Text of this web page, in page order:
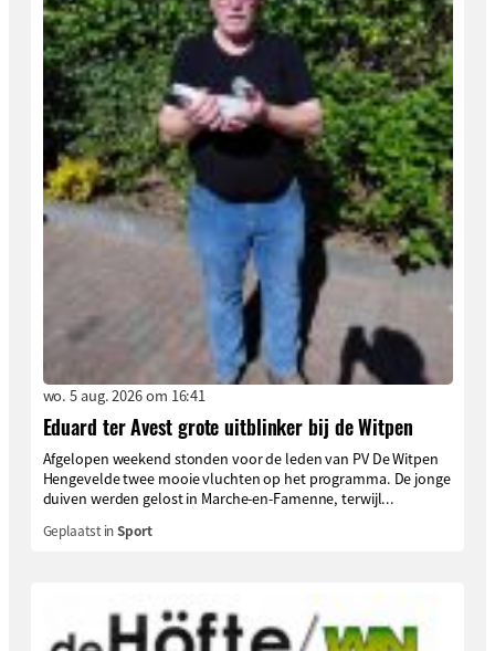
wo. 5 aug. 2026 om 16:41
Eduard ter Avest grote uitblinker bij de Witpen
Afgelopen weekend stonden voor de leden van PV De Witpen
Hengevelde twee mooie vluchten op het programma. De jonge
duiven werden gelost in Marche-en-Famenne, terwijl...
Geplaatst inSport